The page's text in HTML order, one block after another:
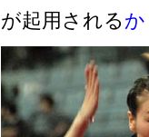
が起用されるか